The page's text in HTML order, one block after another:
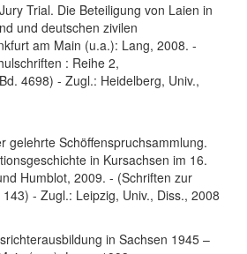
Trial. Die Beteiligung von Laien in
und deutschen zivilen
am Main (u.a.): Lang, 2008. -
: Reihe 2,
4698) - Zugl.: Heidelberg, Univ.,
gelehrte Schöffenspruchsammlung.
in Kursachsen im 16.
Humblot, 2009. - (Schriften zur
- Zugl.: Leipzig, Univ., Diss., 2008
in Sachsen 1945 –